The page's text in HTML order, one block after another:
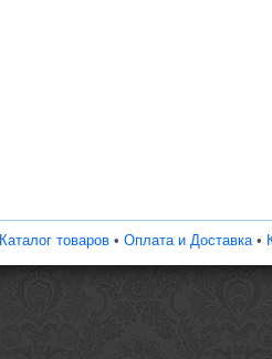
Каталог товаров• Оплата и Доставка•